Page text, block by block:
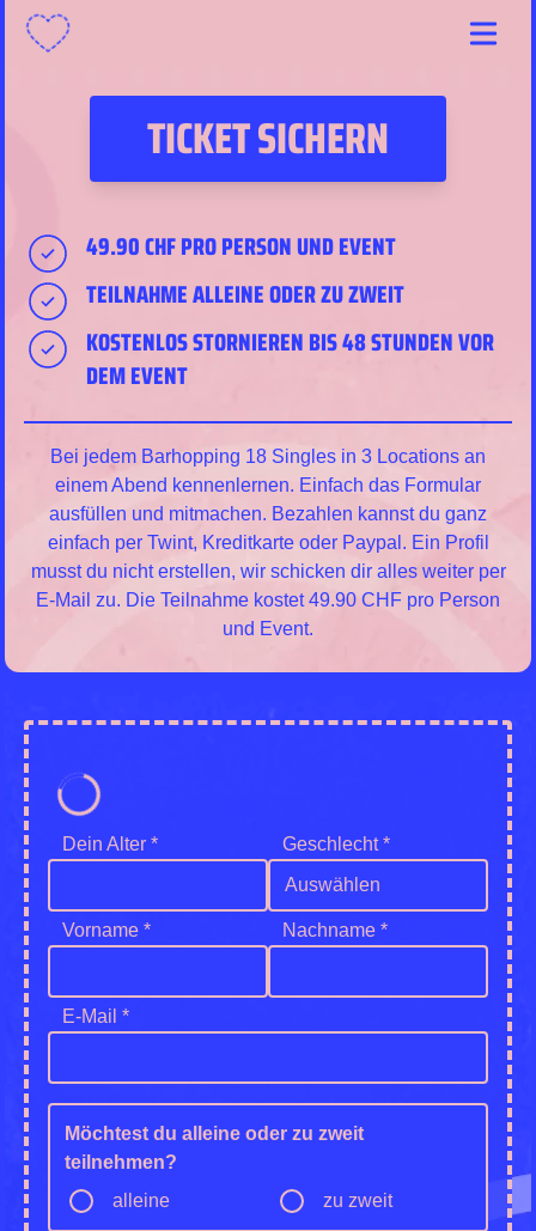
Menu
TICKET SICHERN
49.90 CHF PRO PERSON UND EVENT
TEILNAHME ALLEINE ODER ZU ZWEIT
KOSTENLOS STORNIEREN BIS 48 STUNDEN VOR
DEM EVENT
Bei jedem Barhopping 18 Singles in 3 Locations an
einem Abend kennenlernen. Einfach das Formular
ausfüllen und mitmachen. Bezahlen kannst du ganz
einfach per Twint, Kreditkarte oder Paypal. Ein Profil
musst du nicht erstellen, wir schicken dir alles weiter per
E-Mail zu. Die Teilnahme kostet 49.90 CHF pro Person
und Event.
Dein Alter *
Geschlecht *
Auswählen
Vorname * Nachname *
E-Mail *
Möchtest du alleine oder zu zweit
teilnehmen?
alleine
zu zweit